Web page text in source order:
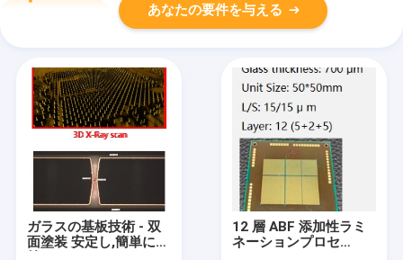
あなたの要件を与える
ガラスの基板技術 - 双
面塗装 安定し,簡単に維
12 層 ABF 添加性ラミ
ネーションプロセ